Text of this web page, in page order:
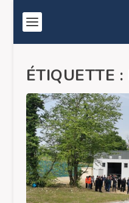
ÉTIQUETTE :